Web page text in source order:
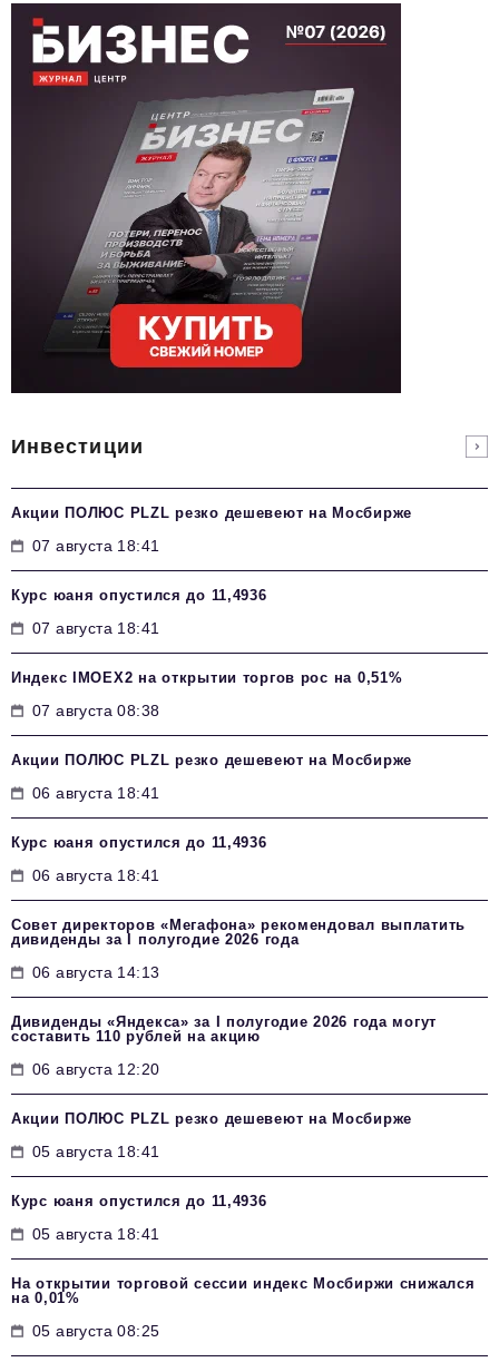
Инвестиции
Акции ПОЛЮС PLZL резко дешевеют на Мосбирже
07 августа 18:41
Курс юаня опустился до 11,4936
07 августа 18:41
Индекс IMOEX2 на открытии торгов рос на 0,51%
07 августа 08:38
Акции ПОЛЮС PLZL резко дешевеют на Мосбирже
06 августа 18:41
Курс юаня опустился до 11,4936
06 августа 18:41
Совет директоров «Мегафона» рекомендовал выплатить
дивиденды за I полугодие 2026 года
06 августа 14:13
Дивиденды «Яндекса» за I полугодие 2026 года могут
составить 110 рублей на акцию
06 августа 12:20
Акции ПОЛЮС PLZL резко дешевеют на Мосбирже
05 августа 18:41
Курс юаня опустился до 11,4936
05 августа 18:41
На открытии торговой сессии индекс Мосбиржи снижался
на 0,01%
05 августа 08:25